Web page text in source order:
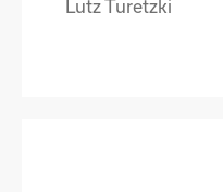
Lutz Turetzki